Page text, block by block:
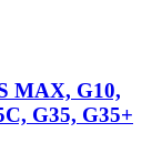
MAX, G10,
G35, G35+